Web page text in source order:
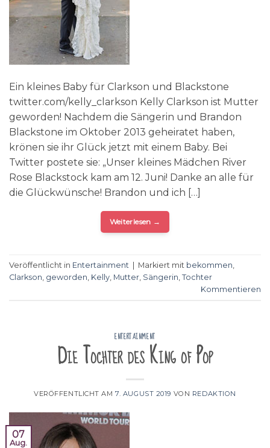
Ein kleines Baby für Clarkson und Blackstone
twitter.com/kelly_clarkson Kelly Clarkson ist Mutter
geworden! Nachdem die Sängerin und Brandon
Blackstone im Oktober 2013 geheiratet haben,
krönen sie ihr Glück jetzt mit einem Baby. Bei
Twitter postete sie: „Unser kleines Mädchen River
Rose Blackstock kam am 12. Juni! Danke an alle für
die Glückwünsche! Brandon und ich […]
Weiterlesen →
Veröffentlicht in Entertainment | Markiert mit bekommen
Clarkson geworden Kelly Mutter Sängerin Tochter
Kommentieren
ENTERTAINMENT
Die Tochter des King of Pop
VERÖFFENTLICHT AM7. AUGUST 2019 VON REDAKTION
07
Aug.